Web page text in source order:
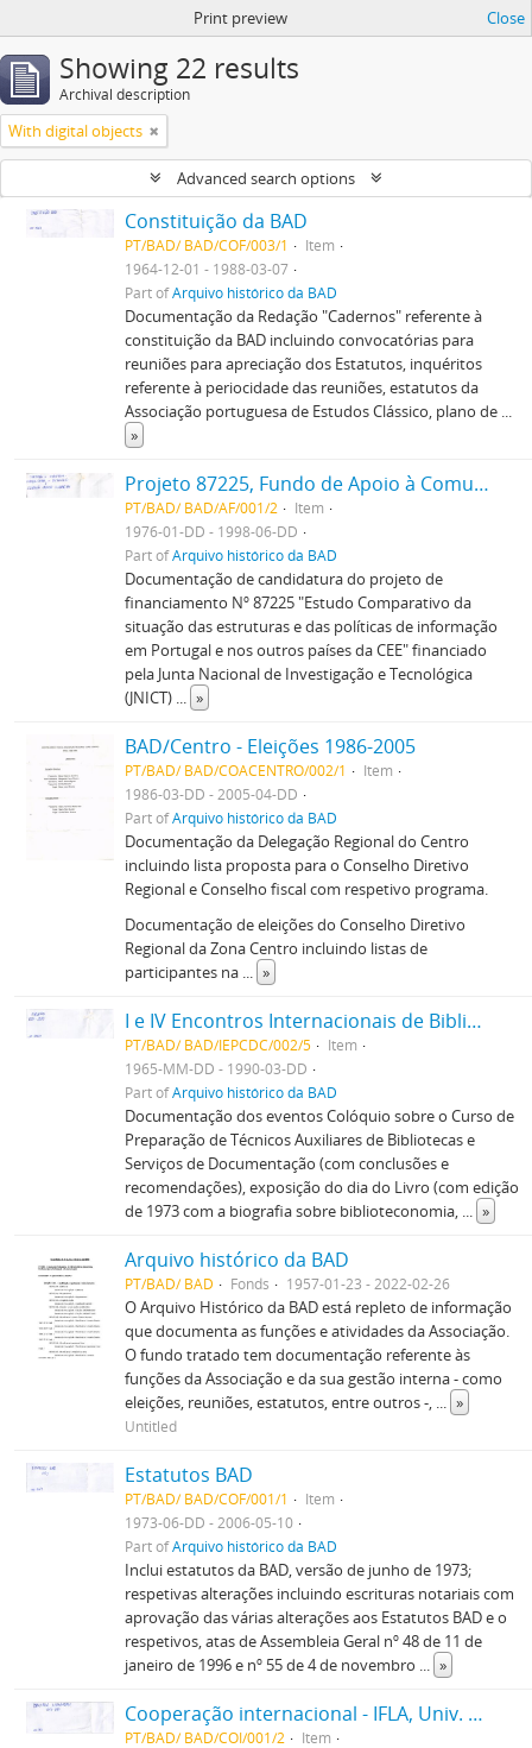
Print preview Close
Showing 22 results
Archival description
With digital objects
Advanced search options
Constituição da BAD
PT/BAD/ BAD/COF/003/1
Item
1964-12-01 - 1988-03-07
Part ofArquivo histórico da BAD
Documentação da Redação "Cadernos" referente à
constituição da BAD incluindo convocatórias para
reuniões para apreciação dos Estatutos, inquéritos
referente à periocidade das reuniões, estatutos da
Associação portuguesa de Estudos Clássico, plano de ...
»
Projeto 87225, Fundo de Apoio à Comunidade Científica, Univ. Letras Lisboa, Curso Novas Tec. Inf., subsídios
PT/BAD/ BAD/AF/001/2
Item
1976-01-DD - 1998-06-DD
Part ofArquivo histórico da BAD
Documentação de candidatura do projeto de
financiamento Nº 87225 "Estudo Comparativo da
situação das estruturas e das políticas de informação
em Portugal e nos outros países da CEE" financiado
pela Junta Nacional de Investigação e Tecnológica
(JNICT) ... »
BAD/Centro - Eleições 1986-2005
PT/BAD/ BAD/COACENTRO/002/1
Item
1986-03-DD - 2005-04-DD
Part ofArquivo histórico da BAD
Documentação da Delegação Regional do Centro
incluindo lista proposta para o Conselho Diretivo
Regional e Conselho fiscal com respetivo programa.
Documentação de eleições do Conselho Diretivo
Regional da Zona Centro incluindo listas de
participantes na ... »
I e IV Encontros Internacionais de Bibliotecários, Arquivistas e Documentalistas de Língua Portuguesa; outros eventos 1972-1985
PT/BAD/ BAD/IEPCDC/002/5
Item
1965-MM-DD - 1990-03-DD
Part ofArquivo histórico da BAD
Documentação dos eventos Colóquio sobre o Curso de
Preparação de Técnicos Auxiliares de Bibliotecas e
Serviços de Documentação (com conclusões e
recomendações), exposição do dia do Livro (com edição
de 1973 com a biografia sobre biblioteconomia, ... »
Arquivo histórico da BAD
PT/BAD/ BAD Fonds 1957-01-23 - 2022-02-26
O Arquivo Histórico da BAD está repleto de informação
que documenta as funções e atividades da Associação.
O fundo tratado tem documentação referente às
funções da Associação e da sua gestão interna - como
eleições, reuniões, estatutos, entre outros -, ... »
Untitled
Estatutos BAD
PT/BAD/ BAD/COF/001/1
Item
1973-06-DD - 2006-05-10
Part ofArquivo histórico da BAD
Inclui estatutos da BAD, versão de junho de 1973;
respetivas alterações incluindo escrituras notariais com
aprovação das várias alterações aos Estatutos BAD e o
respetivos, atas de Assembleia Geral nº 48 de 11 de
janeiro de 1996 e nº 55 de 4 de novembro ... »
Cooperação internacional - IFLA, Univ. Dusseldorf, The Bowker Annual, TFPL, e outros. Pasta 1
PT/BAD/ BAD/COI/001/2
Item